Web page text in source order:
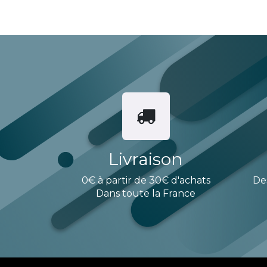
Livraison
0€ à partir de 30€ d'achats
Dans toute la France